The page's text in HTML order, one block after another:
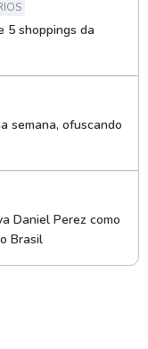
5 shoppings da
semana, ofuscando
Daniel Perez como
Brasil